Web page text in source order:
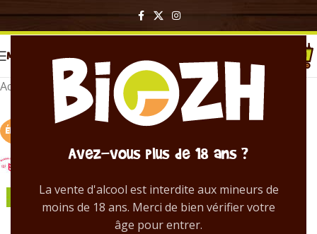
Avez-vous plus de 18 ans ?
La vente d'alcool est interdite aux mineurs de
moins de 18 ans. Merci de bien vérifier votre
âge pour entrer.
MENU
Accueil Bières en bouteille
ÉPUISÉ !